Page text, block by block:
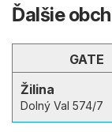
Ďalšie
GATE
Žilina
Dolný Val 574/7